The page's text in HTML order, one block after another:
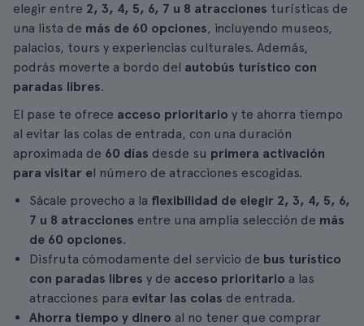
elegir entre 2, 3, 4, 5, 6, 7 u 8 atracciones turísticas de
una lista de más de 60 opciones, incluyendo museos,
palacios, tours y experiencias culturales. Además,
podrás moverte a bordo del autobús turístico con
paradas libres.
El pase te ofrece acceso prioritario y te ahorra tiempo
al evitar las colas de entrada, con una duración
aproximada de 60 días desde su primera activación
para visitar el número de atracciones escogidas.
Sácale provecho a la flexibilidad de elegir 2, 3, 4, 5, 6,
7 u 8 atracciones entre una amplia selección de más
de 60 opciones.
Disfruta cómodamente del servicio de bus turístico
con paradas libres y de acceso prioritario a las
atracciones para evitar las colas de entrada.
Ahorra tiempo y dinero al no tener que comprar